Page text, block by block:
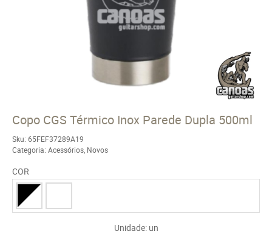
Copo CGS Térmico Inox Parede Dupla 500ml
Sku: 65FEF37289A19
Categoria: Acessórios Novos
COR
Unidade: un